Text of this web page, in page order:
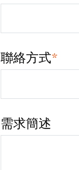
聯絡方式*
需求簡述